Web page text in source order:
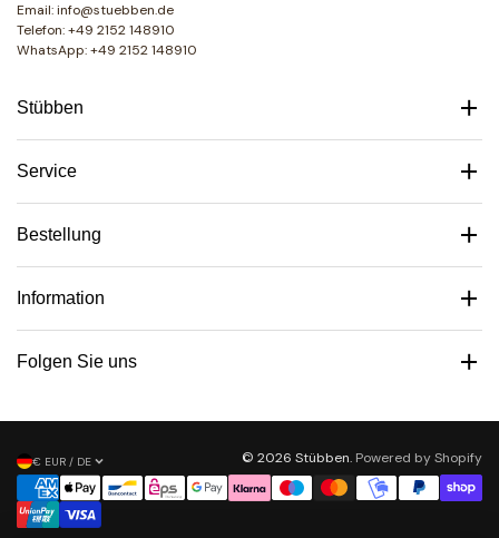
Email: info@stuebben.de
Telefon: +49 2152 148910
WhatsApp: +49 2152 148910
Stübben
Service
Bestellung
Information
Folgen Sie uns
€ EUR / DE © 2026 Stübben. Powered by Shopify